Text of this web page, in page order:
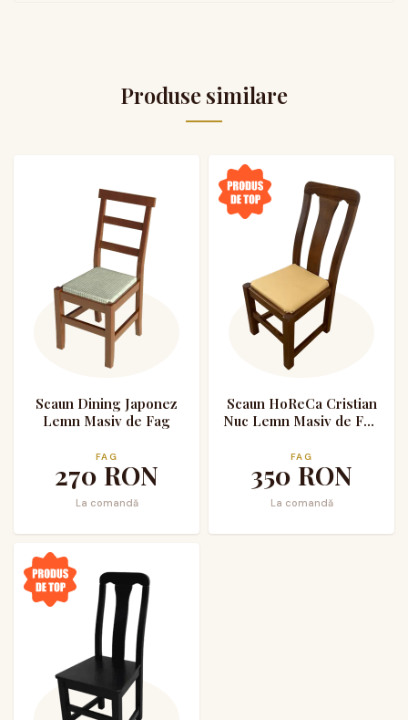
Produse similare
Scaun Dining Japonez
Lemn Masiv de Fag
FAG
270 RON
La comandă
Scaun HoReCa Cristian
Nuc Lemn Masiv de Fag
FAG
350 RON
La comandă